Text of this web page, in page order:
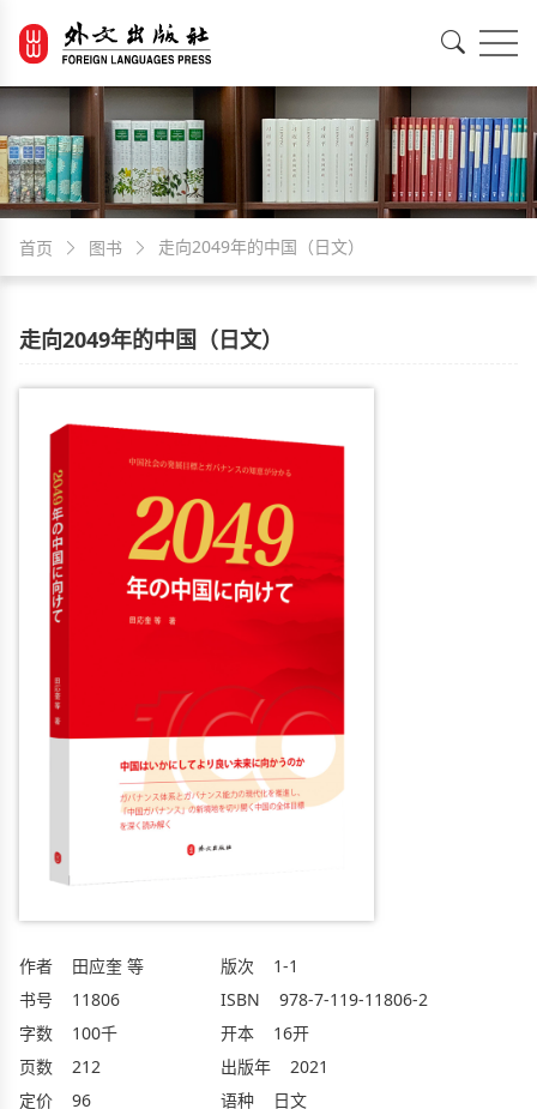
首页 图书 走向2049年的中国（日文）
走向2049年的中国（日文）
作者
田应奎 等
书号
11806
字数
100千
页数
212
定价
96
版次
1-1
ISBN
978-7-119-11806-2
开本
16开
出版年
2021
语种
日文